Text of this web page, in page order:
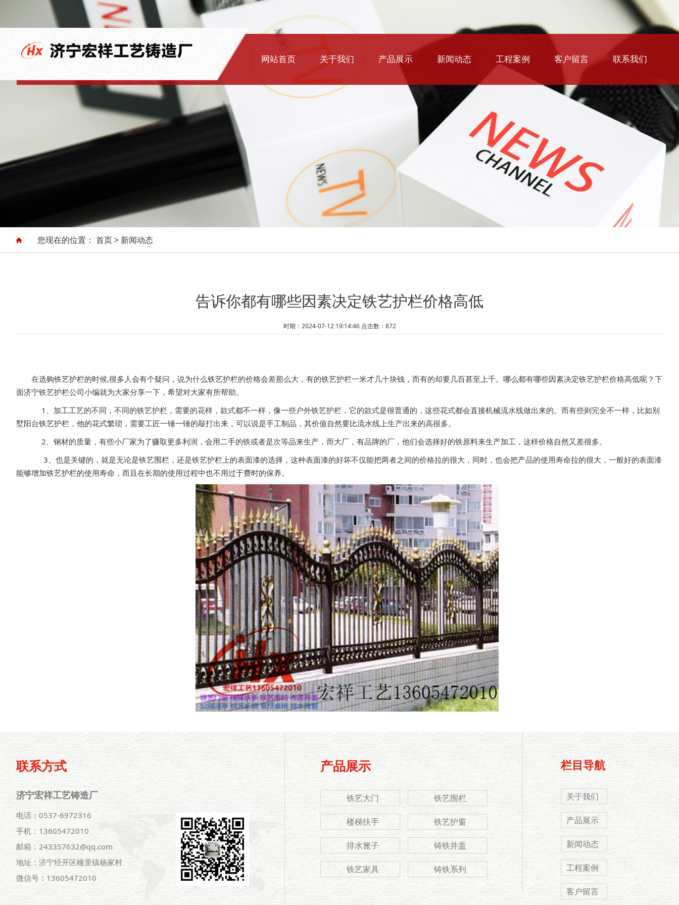
网站首页 关于我们 产品展示
铁艺大门
铁艺护窗
排水篦子
铸铁井盖
新闻动态 工程案例 客户留言 联系我们
您现在的位置： 首页> 新闻动态
告诉你都有哪些因素决定铁艺护栏价格高低
时期：2024-07-12 19:14:46 点击数： 872
在选购铁艺护栏的时候,很多人会有个疑问，说为什么铁艺护栏的价格会差那么大，有的铁艺护栏一米才几十块钱，而有的却要几百甚至上千。哪么都有哪些因素决定铁艺护栏价格高低呢？下
面济宁铁艺护栏公司小编就为大家分享一下，希望对大家有所帮助。
1、加工工艺的不同，不同的铁艺护栏，需要的花样，款式都不一样，像一些户外铁艺护栏，它的款式是很普通的，这些花式都会直接机械流水线做出来的。而有些则完全不一样，比如别
墅阳台铁艺护栏，他的花式繁琐，需要工匠一锤一锤的敲打出来，可以说是手工制品，其价值自然要比流水线上生产出来的高很多。
2、钢材的质量，有些小厂家为了赚取更多利润，会用二手的铁或者是次等品来生产，而大厂，有品牌的厂，他们会选择好的铁原料来生产加工，这样价格自然又差很多。
3、也是关键的，就是无论是铁艺围栏，还是铁艺护栏上的表面漆的选择，这种表面漆的好坏不仅能把两者之间的价格拉的很大，同时，也会把产品的使用寿命拉的很大，一般好的表面漆
能够增加铁艺护栏的使用寿命，而且在长期的使用过程中也不用过于费时的保养。
联系方式
济宁宏祥工艺铸造厂
电话：0537-6972316
手机：13605472010
邮箱：243357632@qq.com
地址：济宁经开区疃里镇杨家村
微信号：13605472010
产品展示
铁艺大门 铁艺围栏
楼梯扶手 铁艺护窗
排水篦子 铸铁井盖
铁艺家具 铸铁系列
栏目导航
关于我们
产品展示
新闻动态
工程案例
客户留言